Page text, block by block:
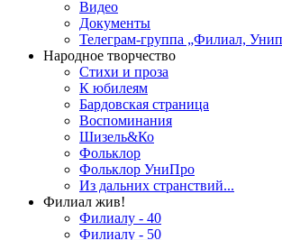
Видео
Документы
Телеграм-группа „Филиал,
Народное творчество
Стихи и проза
К юбилеям
Бардовская страница
Воспоминания
Шизель&Ко
Фольклор
Фольклор УниПро
Из дальних странствий...
Филиал жив!
Филиалу - 40
Филиалу - 50